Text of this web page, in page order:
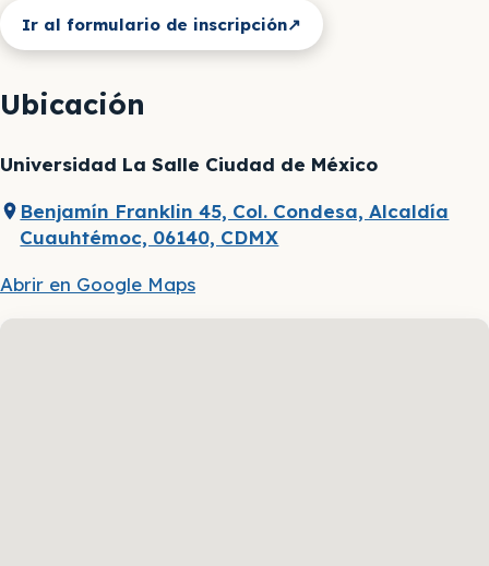
Ir al formulario de inscripción↗
Ubicación
Universidad La Salle Ciudad de México
Benjamín Franklin 45, Col. Condesa, Alcaldía
Cuauhtémoc, 06140, CDMX
Abrir en Google Maps